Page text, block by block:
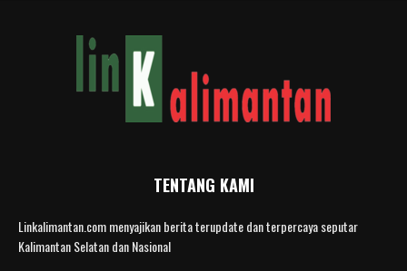
TENTANG KAMI
Linkalimantan.com menyajikan berita terupdate dan terpercaya seputar
Kalimantan Selatan dan Nasional